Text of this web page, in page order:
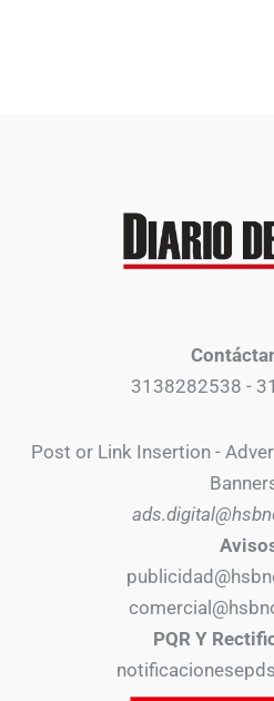
3138282538 -
Post or Link Insertion -
PQR Y